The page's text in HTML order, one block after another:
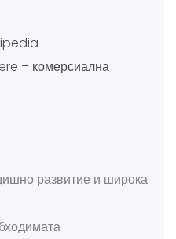
– комерсиална
развитие и широка